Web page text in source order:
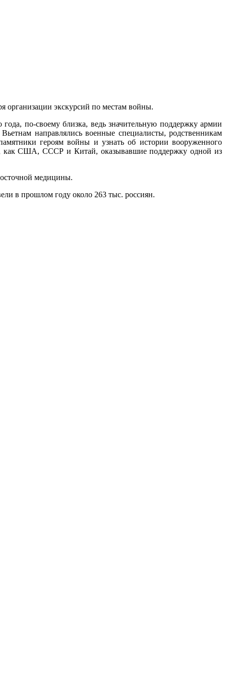
организации экскурсий по местам войны.
по-своему близка, ведь значительную поддержку армии
направлялись военные специалисты, родственникам
героям войны и узнать об истории вооруженного
как США, СССР и Китай, оказывавшие поддержку одной из
медицины.
в прошлом году около 263 тыс. россиян.